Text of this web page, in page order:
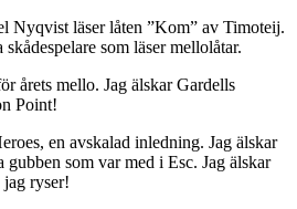
Nyqvist läser låten ”Kom” av Timoteij.
som läser mellolåtar.
årets mello. Jag älskar Gardells
Point!
en avskalad inledning. Jag älskar
som var med i Esc. Jag älskar
jag ryser!